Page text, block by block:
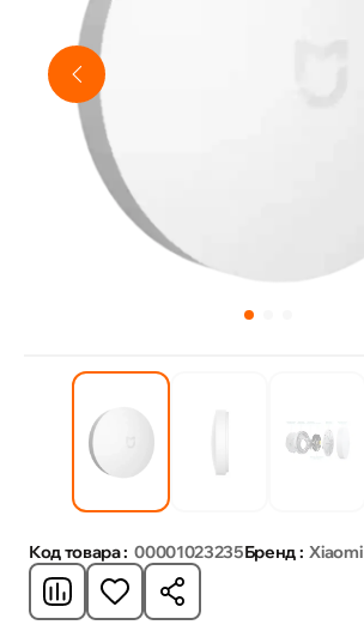
Код товара : 00001023235Бренд : Xiaomi